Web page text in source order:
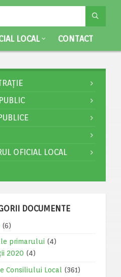
LOCAL CONTACT
OFICIAL LOCAL
DOCUMENTE
(6)
primarului (4)
2020 (4)
Consiliului Local
(361)